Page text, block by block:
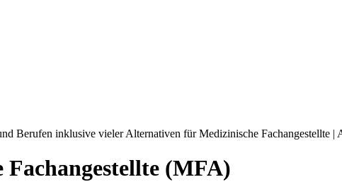
Berufen inklusive vieler Alternativen für Medizinische Fachangestellte |
Fachangestellte (MFA)